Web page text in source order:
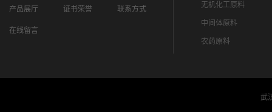
产品展厅 证书荣誉 联系方式
在线留言
无机化工原料
中间体原料
农药原料
武